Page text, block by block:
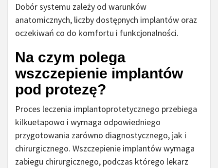
Dobór systemu zależy od warunków
anatomicznych, liczby dostępnych implantów oraz
oczekiwań co do komfortu i funkcjonalności.
Na czym polega
wszczepienie implantów
pod protezę?
Proces leczenia implantoprotetycznego przebiega
kilkuetapowo i wymaga odpowiedniego
przygotowania zarówno diagnostycznego, jak i
chirurgicznego. Wszczepienie implantów wymaga
zabiegu chirurgicznego, podczas którego lekarz